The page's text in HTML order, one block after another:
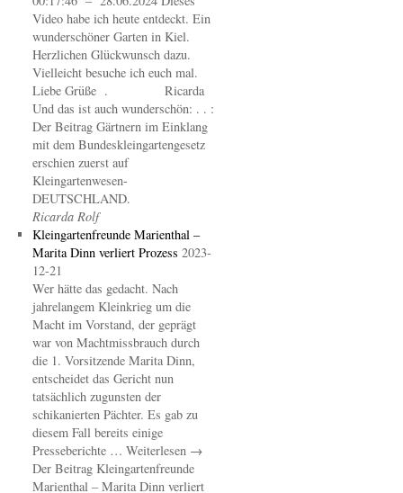
Video habe ich heute entdeckt. Ein
wunderschöner Garten in Kiel.
Herzlichen Glückwunsch dazu.
Vielleicht besuche ich euch mal.
Liebe Grüße . Ricarda
Und das ist auch wunderschön: . . :
Der Beitrag Gärtnern im Einklang
mit dem Bundeskleingartengesetz
erschien zuerst auf
Kleingartenwesen-
DEUTSCHLAND.
Ricarda Rolf
Kleingartenfreunde Marienthal –
Marita Dinn verliert Prozess 2023-
12-21
Wer hätte das gedacht. Nach
jahrelangem Kleinkrieg um die
Macht im Vorstand, der geprägt
war von Machtmissbrauch durch
die 1. Vorsitzende Marita Dinn,
entscheidet das Gericht nun
tatsächlich zugunsten der
schikanierten Pächter. Es gab zu
diesem Fall bereits einige
Presseberichte … Weiterlesen →
Der Beitrag Kleingartenfreunde
Marienthal – Marita Dinn verliert